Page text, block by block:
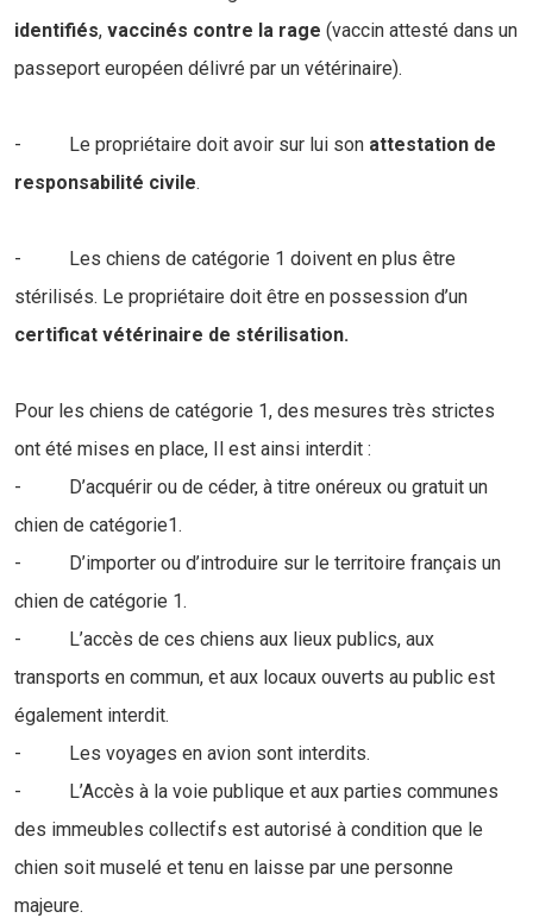
identifiés, vaccinés contre la rage (vaccin attesté dans un
passeport européen délivré par un vétérinaire).
- Le propriétaire doit avoir sur lui son attestation de
responsabilité civile.
- Les chiens de catégorie 1 doivent en plus être
stérilisés. Le propriétaire doit être en possession d’un
certificat vétérinaire de stérilisation.
Pour les chiens de catégorie 1, des mesures très strictes
ont été mises en place, Il est ainsi interdit :
- D’acquérir ou de céder, à titre onéreux ou gratuit un
chien de catégorie1.
- D’importer ou d’introduire sur le territoire français un
chien de catégorie 1.
- L’accès de ces chiens aux lieux publics, aux
transports en commun, et aux locaux ouverts au public est
également interdit.
- Les voyages en avion sont interdits.
- L’Accès à la voie publique et aux parties communes
des immeubles collectifs est autorisé à condition que le
chien soit muselé et tenu en laisse par une personne
majeure.